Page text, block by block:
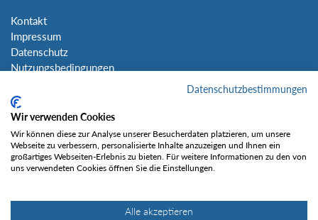
Kontakt
Impressum
Datenschutz
Nutzungsbedingungen
Social Media
Gefällt mir
Datenschutzbestimmungen
Wir verwenden Cookies
Wir können diese zur Analyse unserer Besucherdaten platzieren, um unsere
Webseite zu verbessern, personalisierte Inhalte anzuzeigen und Ihnen ein
großartiges Webseiten-Erlebnis zu bieten. Für weitere Informationen zu den von
uns verwendeten Cookies öffnen Sie die Einstellungen.
Alle akzeptieren